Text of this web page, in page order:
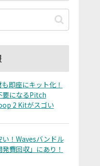
即座にキット化！
要になるPitch
2 Kitがスゴい
！Wavesバンドル
費回収」にあり！